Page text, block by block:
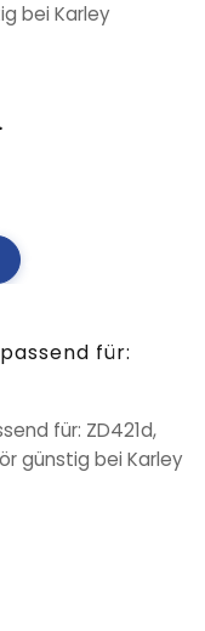
bei Karley
für:
für: ZD421d,
günstig bei Karley